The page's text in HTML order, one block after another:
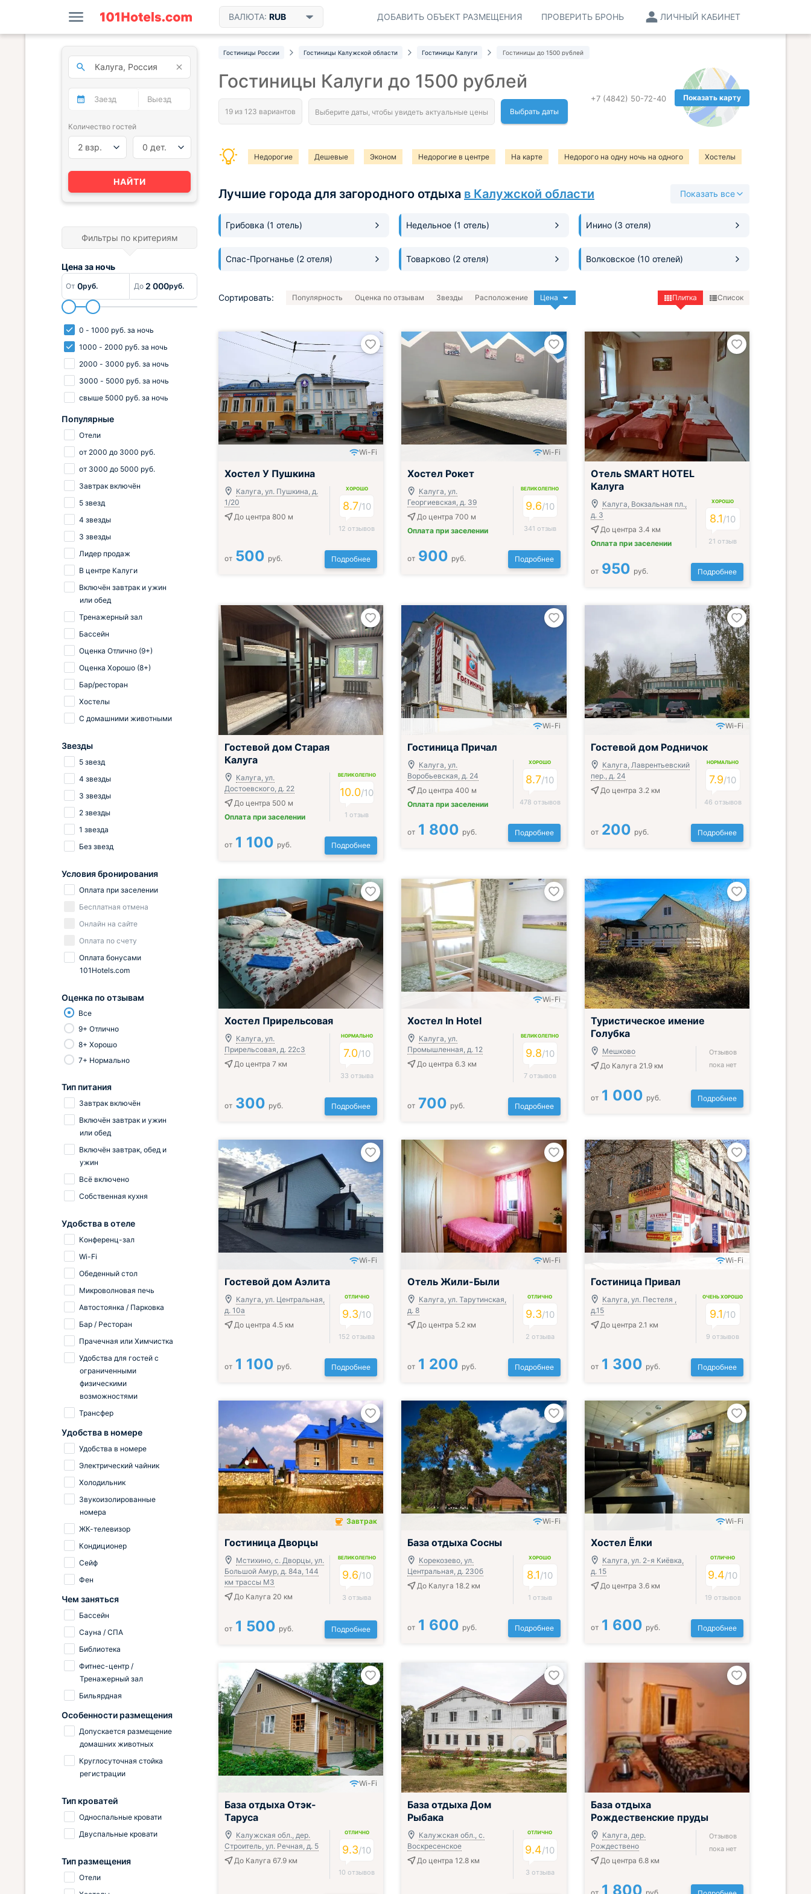
ВАЛЮТА: RUB ЛИЧНЫЙ КАБИНЕТ
ПРОВЕРИТЬ БРОНЬ
ДОБАВИТЬ ОБЪЕКТ РАЗМЕЩЕНИЯ
Гостиницы России Гостиницы Калужской области Гостиницы Калуги Гостиницы до 1500 рублей
Показать карту
+7 (4842) 50-72-40
Гостиницы Калуги до 1500 рублей
Выбрать даты
Недорогие Дешевые Эконом Недорогие в центре На карте Недорого на одну ночь на одного Хостелы
Лучшие города для загородного отдыха в Калужской области Показать все
Грибовка (1 отель) Недельное (1 отель) Инино (3 отеля)
Спас-Прогнанье (2 отеля) Товарково (2 отеля) Волковское (10 отелей)
Сортировать: Популярность Оценка по отзывам Звезды Расположение Цена Плитка Список
Wi-Fi
Хостел У Пушкина
Калуга, ул. Пушкина, д.
1/20
До центра 800 м
ХОРОШО
8.7/10
12 отзывов
от 500 руб. Подробнее
Wi-Fi
Хостел Рокет
Калуга, ул.
Георгиевская, д. 39
До центра 700 м
Оплата при заселении
ВЕЛИКОЛЕПНО
9.6/10
341 отзыв
от 900 руб. Подробнее
Отель SMART HOTEL
Калуга
Калуга, Вокзальная пл.,
д. 3
До центра 3.4 км
Оплата при заселении
ХОРОШО
8.1/10
21 отзыв
от 950 руб. Подробнее
Гостевой дом Старая
Калуга
Калуга, ул.
Достоевского, д. 22
До центра 500 м
Оплата при заселении
ВЕЛИКОЛЕПНО
10.0/10
1 отзыв
от 1 100 руб. Подробнее
Wi-Fi
Гостиница Причал
Калуга, ул.
Воробьевская, д. 24
До центра 400 м
Оплата при заселении
ХОРОШО
8.7/10
478 отзывов
от 1 800 руб. Подробнее
Wi-Fi
Гостевой дом Родничок
Калуга, Лаврентьевский
пер., д. 24
До центра 3.2 км
НОРМАЛЬНО
7.9/10
46 отзывов
от 200 руб. Подробнее
Хостел Прирельсовая
Калуга, ул.
Прирельсовая, д. 22с3
До центра 7 км
НОРМАЛЬНО
7.0/10
33 отзыва
от 300 руб. Подробнее
Wi-Fi
Хостел In Hotel
Калуга, ул.
Промышленная, д. 12
До центра 6.3 км
ВЕЛИКОЛЕПНО
9.8/10
7 отзывов
от 700 руб. Подробнее
Туристическое имение
Голубка
Мешково
До Калуга 21.9 км
Отзывов
пока нет
от 1 000 руб. Подробнее
Wi-Fi
Гостевой дом Аэлита
Калуга, ул. Центральная,
д. 10а
До центра 4.5 км
ОТЛИЧНО
9.3/10
152 отзыва
от 1 100 руб. Подробнее
Wi-Fi
Отель Жили-Были
Калуга, ул. Тарутинская,
д. 8
До центра 5.2 км
ОТЛИЧНО
9.3/10
2 отзыва
от 1 200 руб. Подробнее
Wi-Fi
Гостиница Привал
Калуга, ул. Пестеля ,
д.15
До центра 2.1 км
ОЧЕНЬ ХОРОШО
9.1/10
9 отзывов
от 1 300 руб. Подробнее
Завтрак включён
Завтрак
Гостиница Дворцы
Мстихино, с. Дворцы, ул.
Большой Амур, д. 84а, 144
км трассы М3
До Калуга 20 км
ВЕЛИКОЛЕПНО
9.6/10
3 отзыва
от 1 500 руб. Подробнее
Wi-Fi
База отдыха Сосны
Корекозево, ул.
Центральная, д. 230б
До Калуга 18.2 км
ХОРОШО
8.1/10
1 отзыв
от 1 600 руб. Подробнее
Wi-Fi
Хостел Ёлки
Калуга, ул. 2-я Киёвка,
д. 15
До центра 3.6 км
ОТЛИЧНО
9.4/10
19 отзывов
от 1 600 руб. Подробнее
Включён завтрак, обед и ужин
Wi-Fi
База отдыха Отэк-
Таруса
Калужская обл., дер.
Строитель, ул. Речная, д. 5
До Калуга 67.9 км
ОТЛИЧНО
9.3/10
10 отзывов
База отдыха Дом
Рыбака
Калужская обл., с.
Воскресенское
До центра 12.8 км
ОТЛИЧНО
9.4/10
3 отзыва
База отдыха
Рождественские пруды
Калуга, дер.
Рождествено
До центра 6.8 км
Отзывов
пока нет
1 800
Количество гостей
2 взр. 0 дет.
НАЙТИ
Фильтры по критериям
Цена заночь
От 0руб. До 2 000руб.
0 - 1000 руб. за ночь
1000 - 2000 руб. за ночь
2000 - 3000 руб. за ночь
3000 - 5000 руб. за ночь
свыше 5000 руб. за ночь
Популярные
Отели
от 2000 до 3000 руб.
от 3000 до 5000 руб.
Завтрак включён
5 звезд
4 звезды
3 звезды
Лидер продаж
В центре Калуги
Включён завтрак и ужин
или обед
Тренажерный зал
Бассейн
Оценка Отлично (9+)
Оценка Хорошо (8+)
Бар/ресторан
Хостелы
С домашними животными
Звезды
5 звезд
4 звезды
3 звезды
2 звезды
1 звезда
Без звезд
Условия бронирования
Оплата при заселении
Бесплатная отмена
Онлайн на сайте
Оплата по счету
Оплата бонусами
101Hotels.com
Оценка по отзывам
Все
9+ Отлично
8+ Хорошо
7+ Нормально
Тип питания
Завтрак включён
Включён завтрак и ужин
или обед
Включён завтрак, обед и
ужин
Всё включено
Собственная кухня
Удобства в отеле
Конференц-зал
Wi-Fi
Обеденный стол
Микроволновая печь
Автостоянка / Парковка
Бар / Ресторан
Прачечная или Химчистка
Удобства для гостей с
ограниченными
физическими
возможностями
Трансфер
Удобства в номере
Удобства в номере
Электрический чайник
Холодильник
Звукоизолированные
номера
ЖК-телевизор
Кондиционер
Сейф
Фен
Чем заняться
Бассейн
Сауна / СПА
Библиотека
Фитнес-центр /
Тренажерный зал
Бильярдная
Особенности размещения
Допускается размещение
домашних животных
Круглосуточная стойка
регистрации
Тип кроватей
Односпальные кровати
Двуспальные кровати
Тип размещения
Отели